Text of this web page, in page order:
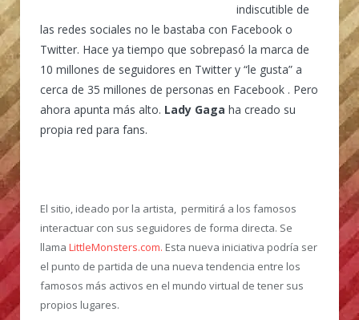
indiscutible de
las redes sociales no le bastaba con Facebook o
Twitter. Hace ya tiempo que sobrepasó la marca de
10 millones de seguidores en Twitter y “le gusta” a
cerca de 35 millones de personas en Facebook . Pero
ahora apunta más alto. Lady Gaga ha creado su
propia red para fans.
El sitio, ideado por la artista, permitirá a los famosos
interactuar con sus seguidores de forma directa. Se
llama LittleMonsters.com. Esta nueva iniciativa podría ser
el punto de partida de una nueva tendencia entre los
famosos más activos en el mundo virtual de tener sus
propios lugares.